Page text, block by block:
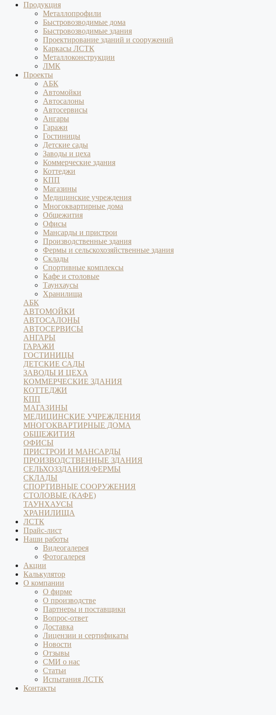
Продукция
Металлопрофили
Быстровозводимые дома
Быстровозводимые здания
Проектирование зданий и сооружений
Каркасы ЛСТК
Металлоконструкции
ЛМК
Проекты
АБК
Автомойки
Автосалоны
Автосервисы
Ангары
Гаражи
Гостиницы
Детские сады
Заводы и цеха
Коммерческие здания
Коттеджи
КПП
Магазины
Медицинские учреждения
Многоквартирные дома
Общежития
Офисы
Мансарды и пристрои
Производственные здания
Фермы и сельскохозяйственные здания
Склады
Спортивные комплексы
Кафе и столовые
Таунхаусы
Хранилища
АБК
АВТОМОЙКИ
АВТОСАЛОНЫ
АВТОСЕРВИСЫ
АНГАРЫ
ГАРАЖИ
ГОСТИНИЦЫ
ДЕТСКИЕ САДЫ
ЗАВОДЫ И ЦЕХА
КОММЕРЧЕСКИЕ ЗДАНИЯ
КОТТЕДЖИ
КПП
МАГАЗИНЫ
МЕДИЦИНСКИЕ УЧРЕЖДЕНИЯ
МНОГОКВАРТИРНЫЕ ДОМА
ОБЩЕЖИТИЯ
ОФИСЫ
ПРИСТРОИ И МАНСАРДЫ
ПРОИЗВОДСТВЕННЫЕ ЗДАНИЯ
СЕЛЬХОЗЗДАНИЯ/ФЕРМЫ
СКЛАДЫ
СПОРТИВНЫЕ СООРУЖЕНИЯ
СТОЛОВЫЕ (КАФЕ)
ТАУНХАУСЫ
ХРАНИЛИЩА
ЛСТК
Прайс-лист
Наши работы
Видеогалерея
Фотогалерея
Акции
Калькулятор
О компании
О фирме
О производстве
Партнеры и поставщики
Вопрос-ответ
Доставка
Лицензии и сертификаты
Новости
Отзывы
СМИ о нас
Статьи
Испытания ЛСТК
Контакты